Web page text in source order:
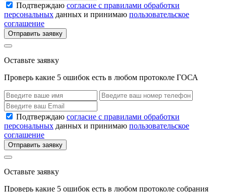
Подтверждаю согласие с правилами обработки
персональных данных и принимаю пользовательское
соглашение
Отправить заявку
Оставьте заявку
Проверь какие 5 ошибок есть в любом протоколе ГОСА
Подтверждаю согласие с правилами обработки
персональных данных и принимаю пользовательское
соглашение
Отправить заявку
Оставьте заявку
Проверь какие 5 ошибок есть в любом протоколе собрания